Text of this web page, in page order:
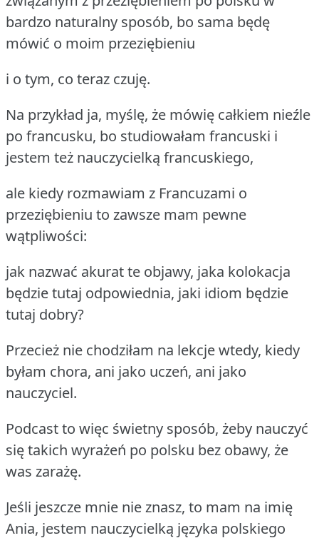
bardzo naturalny sposób, bo sama będę
mówić o moim przeziębieniu
i o tym, co teraz czuję.
Na przykład ja, myślę, że mówię całkiem nieźle
po francusku, bo studiowałam francuski i
jestem też nauczycielką francuskiego,
ale kiedy rozmawiam z Francuzami o
przeziębieniu to zawsze mam pewne
wątpliwości:
jak nazwać akurat te objawy, jaka kolokacja
będzie tutaj odpowiednia, jaki idiom będzie
tutaj dobry?
Przecież nie chodziłam na lekcje wtedy, kiedy
byłam chora, ani jako uczeń, ani jako
nauczyciel.
Podcast to więc świetny sposób, żeby nauczyć
się takich wyrażeń po polsku bez obawy, że
was zarażę.
Jeśli jeszcze mnie nie znasz, to mam na imię
Ania, jestem nauczycielką języka polskiego